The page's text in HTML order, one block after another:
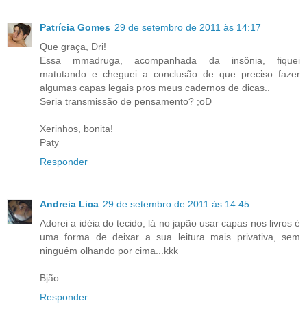
Patrícia Gomes 29 de setembro de 2011 às 14:17
Que graça, Dri!
Essa mmadruga, acompanhada da insônia, fiquei
matutando e cheguei a conclusão de que preciso fazer
algumas capas legais pros meus cadernos de dicas..
Seria transmissão de pensamento? ;oD
Xerinhos, bonita!
Paty
Responder
Andreia Lica 29 de setembro de 2011 às 14:45
Adorei a idéia do tecido, lá no japão usar capas nos livros é
uma forma de deixar a sua leitura mais privativa, sem
ninguém olhando por cima...kkk
Bjão
Responder